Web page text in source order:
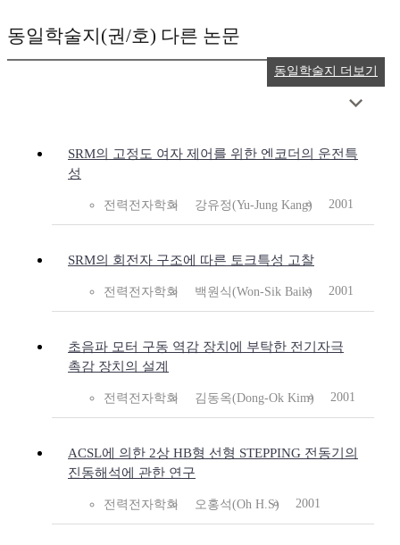
동일학술지(권/호) 다른 논문
SRM의 고정도 여자 제어를 위한 엔코더의 운전특
성
전력전자학회 강유정(Yu-Jung Kang) 2001
SRM의 회전자 구조에 따른 토크특성 고찰
전력전자학회 백원식(Won-Sik Baik) 2001
초음파 모터 구동 역감 장치에 부탁한 전기자극
촉감 장치의 설계
전력전자학회 김동옥(Dong-Ok Kim) 2001
ACSL에 의한 2상 HB형 선형 STEPPING 전동기의
진동해석에 관한 연구
전력전자학회 오홍석(Oh H.S) 2001
동일학술지 더보기